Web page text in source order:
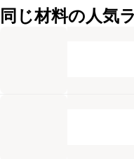
同じ材料の人気